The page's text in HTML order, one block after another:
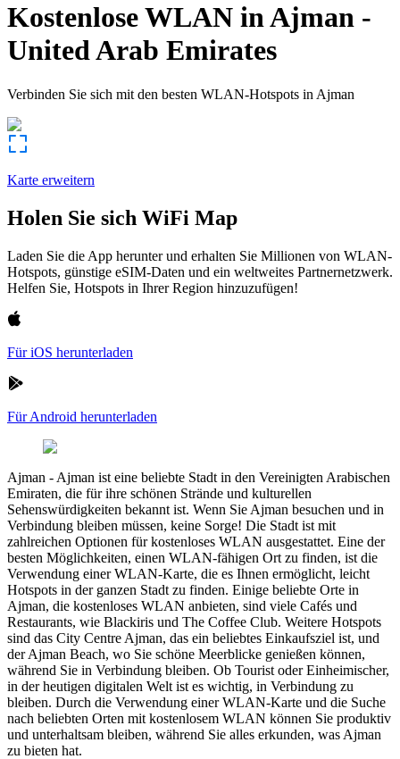
Kostenlose WLAN inAjman -
United Arab Emirates
Verbinden Sie sich mit den besten WLAN-Hotspots in Ajman
Karte erweitern
Holen Sie sich WiFi Map
Laden Sie die App herunter und erhalten Sie Millionen von WLAN-
Hotspots, günstige eSIM-Daten und ein weltweites Partnernetzwerk.
Helfen Sie, Hotspots in Ihrer Region hinzuzufügen!
Für iOS herunterladen
Für Android herunterladen
Ajman - Ajman ist eine beliebte Stadt in den Vereinigten Arabischen
Emiraten, die für ihre schönen Strände und kulturellen
Sehenswürdigkeiten bekannt ist. Wenn Sie Ajman besuchen und in
Verbindung bleiben müssen, keine Sorge! Die Stadt ist mit
zahlreichen Optionen für kostenloses WLAN ausgestattet. Eine der
besten Möglichkeiten, einen WLAN-fähigen Ort zu finden, ist die
Verwendung einer WLAN-Karte, die es Ihnen ermöglicht, leicht
Hotspots in der ganzen Stadt zu finden. Einige beliebte Orte in
Ajman, die kostenloses WLAN anbieten, sind viele Cafés und
Restaurants, wie Blackiris und The Coffee Club. Weitere Hotspots
sind das City Centre Ajman, das ein beliebtes Einkaufsziel ist, und
der Ajman Beach, wo Sie schöne Meerblicke genießen können,
während Sie in Verbindung bleiben. Ob Tourist oder Einheimischer,
in der heutigen digitalen Welt ist es wichtig, in Verbindung zu
bleiben. Durch die Verwendung einer WLAN-Karte und die Suche
nach beliebten Orten mit kostenlosem WLAN können Sie produktiv
und unterhaltsam bleiben, während Sie alles erkunden, was Ajman
zu bieten hat.